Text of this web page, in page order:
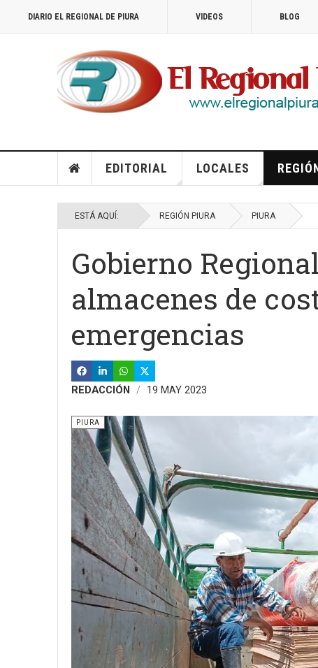
DIARIO EL REGIONAL DE PIURA VIDEOS BLOG
EDITORIAL LOCALES
ESTÁ AQUÍ: REGIÓN PIURA PIURA
Gobierno
almacenes de
emergencias
REDACCIÓN 19 MAY 2023
PIURA